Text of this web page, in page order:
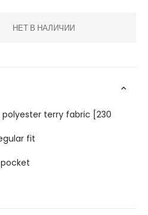
НЕТ В НАЛИЧИИ
terry fabric [230
fit